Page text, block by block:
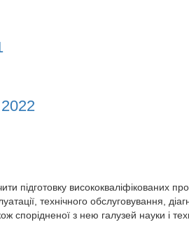
висококваліфікованих
технічного обслуговування,
спорідненої з нею галузей науки і